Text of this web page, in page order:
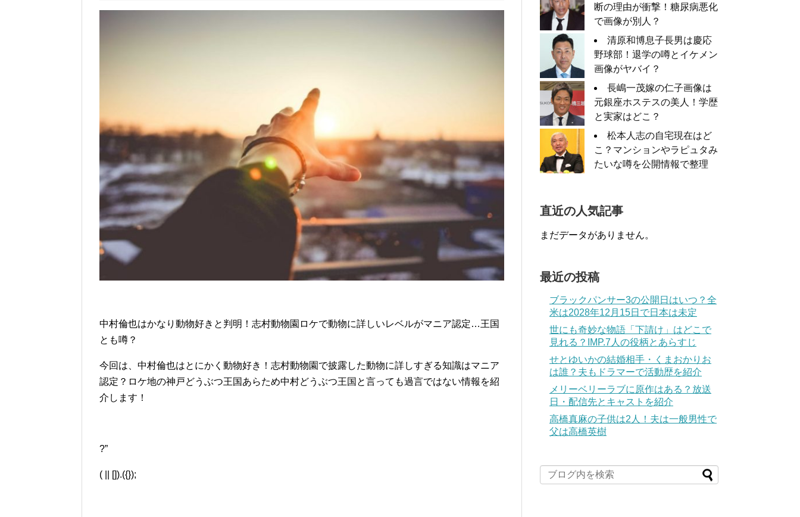
中村倫也はかなり動物好きと判明！志村動物園ロケで動物に詳しいレベルがマニア認定…王国
とも噂？
今回は、中村倫也はとにかく動物好き！志村動物園で披露した動物に詳しすぎる知識はマニア
認定？ロケ地の神戸どうぶつ王国あらため中村どうぶつ王国と言っても過言ではない情報を紹
介します！
?”
( || []).({});
断の理由が衝撃！糖尿病悪化
で画像が別人？
清原和博息子長男は慶応
野球部！退学の噂とイケメン
画像がヤバイ？
長嶋一茂嫁の仁子画像は
元銀座ホステスの美人！学歴
と実家はどこ？
松本人志の自宅現在はど
こ？マンションやラピュタみ
たいな噂を公開情報で整理
直近の人気記事
まだデータがありません。
最近の投稿
ブラックパンサー3の公開日はいつ？全
米は2028年12月15日で日本は未定
世にも奇妙な物語「下請け」はどこで
見れる？IMP.7人の役柄とあらすじ
せとゆいかの結婚相手・くまおかりお
は誰？夫もドラマーで活動歴を紹介
メリーベリーラブに原作はある？放送
日・配信先とキャストを紹介
高橋真麻の子供は2人！夫は一般男性で
父は高橋英樹